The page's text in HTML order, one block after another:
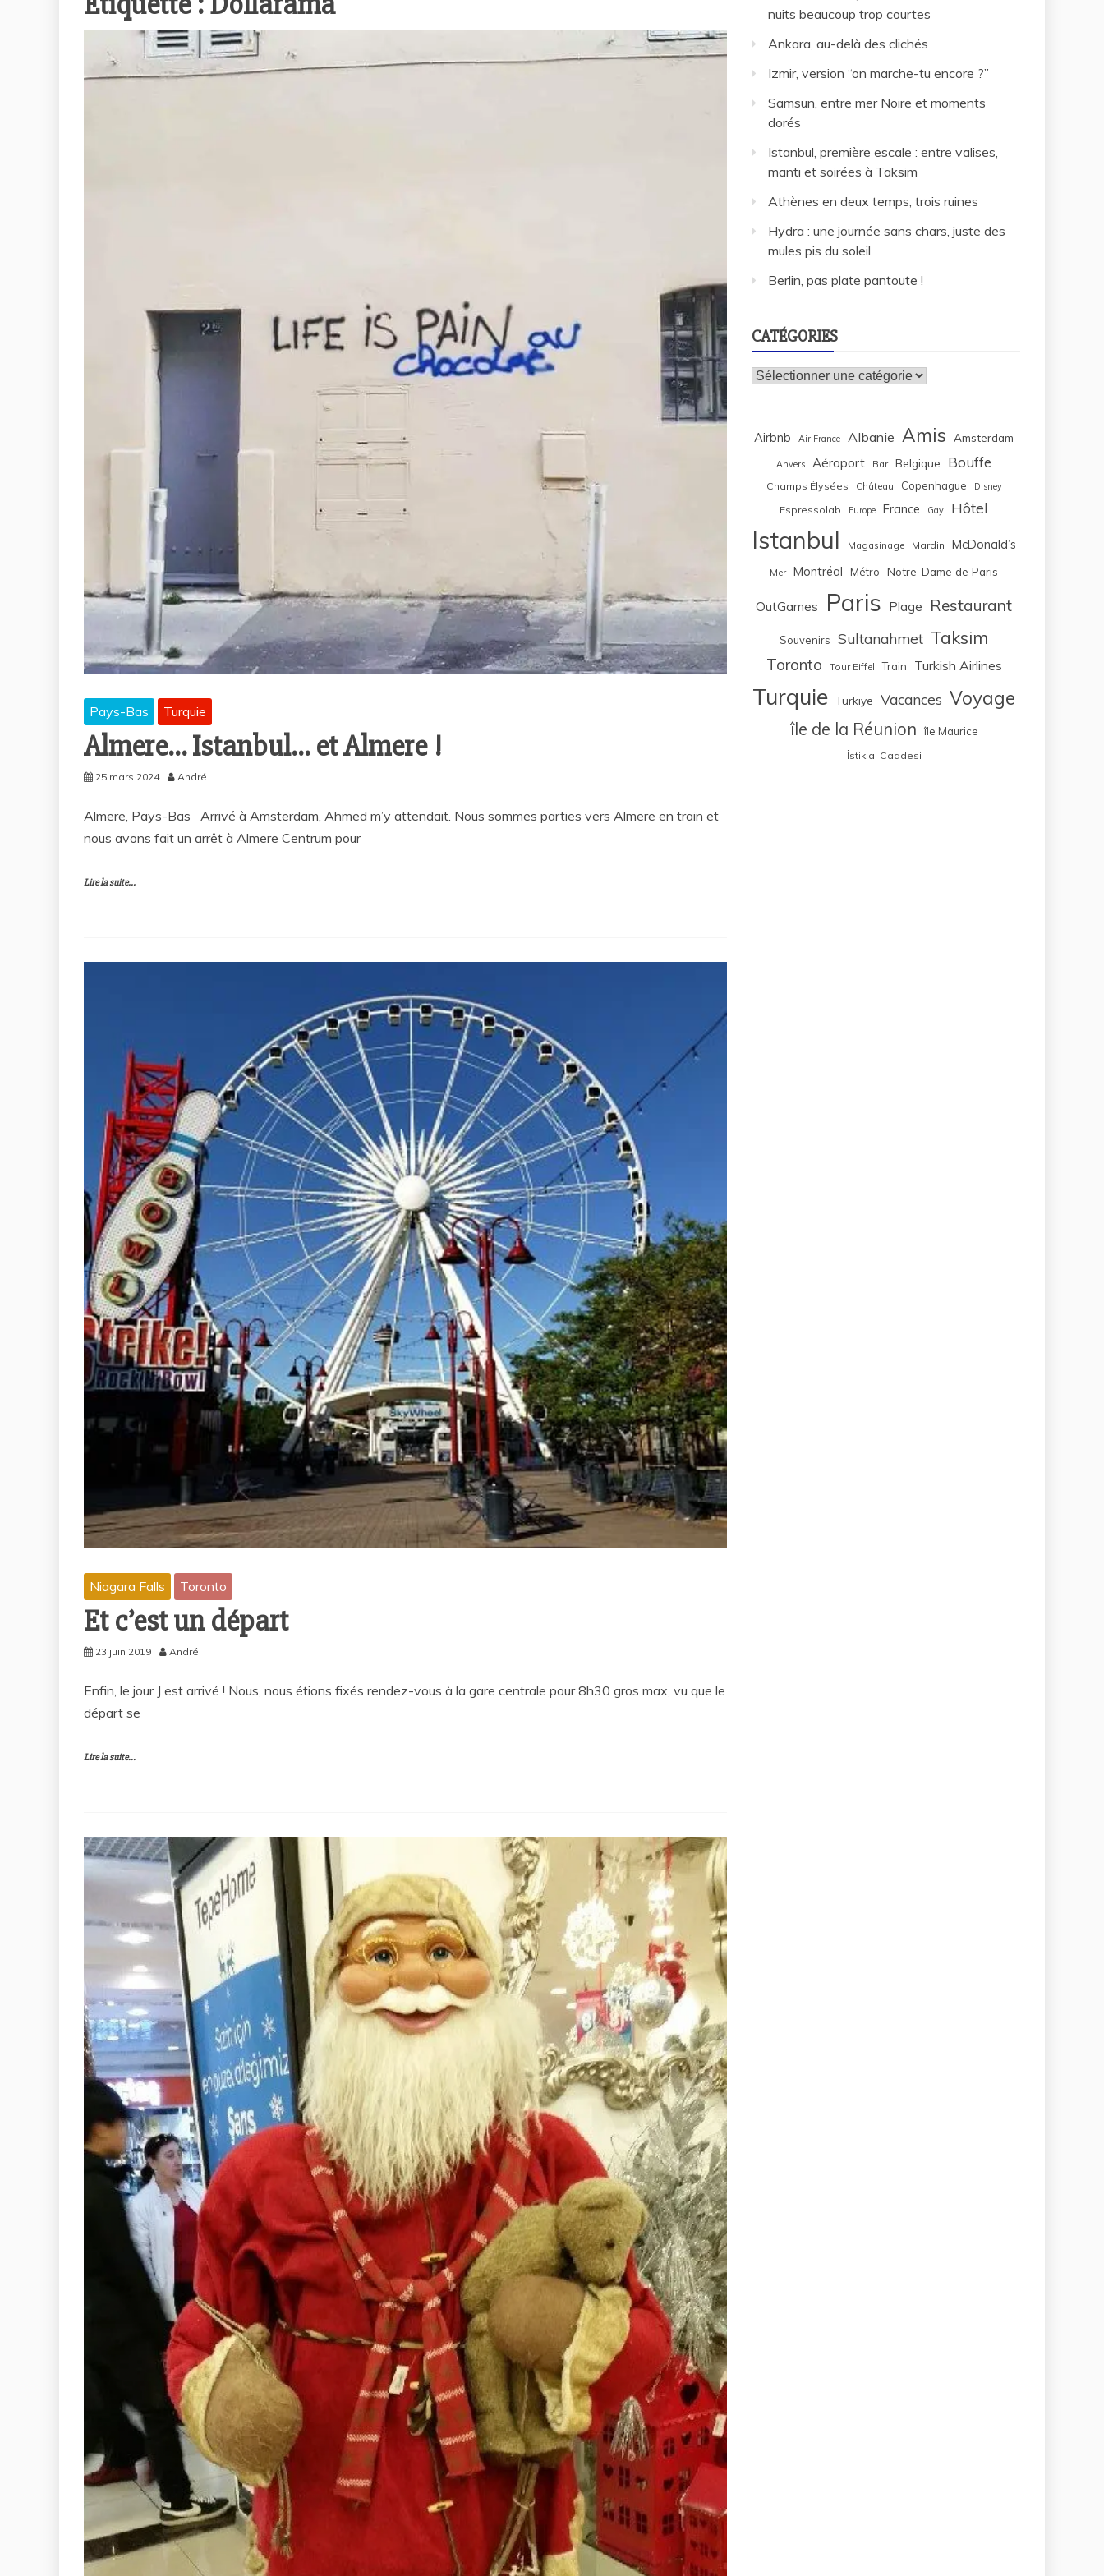
Pays-Bas Turquie
Almere… Istanbul… et Almere !
25 mars 2024 André
Almere, Pays-Bas Arrivé à Amsterdam, Ahmed m’y attendait. Nous sommes parties vers Almere en train et
nous avons fait un arrêt à Almere Centrum pour
Lire la suite...
Niagara Falls Toronto
Et c’est un départ
23 juin 2019 André
Enfin, le jour J est arrivé ! Nous, nous étions fixés rendez-vous à la gare centrale pour 8h30 gros max, vu que le
départ se
Lire la suite...
nuits beaucoup trop courtes
Ankara, au-delà des clichés
Izmir, version “on marche-tu encore ?”
Samsun, entre mer Noire et moments
dorés
Istanbul, première escale : entre valises,
mantı et soirées à Taksim
Athènes en deux temps, trois ruines
Hydra : une journée sans chars, juste des
mules pis du soleil
Berlin, pas plate pantoute !
CATÉGORIES
Catégories
Airbnb Air France Albanie Amis Amsterdam
Anvers Aéroport Bar Belgique Bouffe
Champs Élysées Château Copenhague Disney
Espressolab Europe France Gay Hôtel
Istanbul Magasinage Mardin McDonald’s
Mer Montréal Métro Notre-Dame de Paris
OutGames Paris Plage Restaurant
Souvenirs Sultanahmet Taksim
Toronto Tour Eiffel Train Turkish Airlines
Turquie Türkiye Vacances Voyage
île de la Réunion île Maurice
İstiklal Caddesi